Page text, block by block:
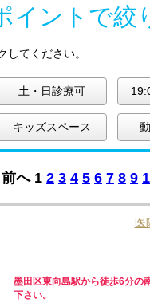
イントで絞
てください。
土・日診療可
キッズスペース
前へ 1 2 3 4 5 6 7 8 9
医
墨田区東向島駅から徒歩6分の
下さい。